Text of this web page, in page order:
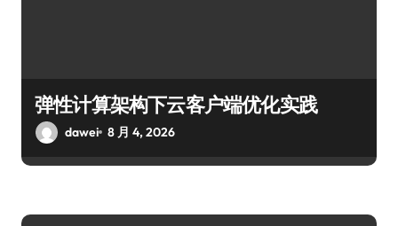
弹性计算架构下云客户端优化实践
dawei 8 月 4, 2026